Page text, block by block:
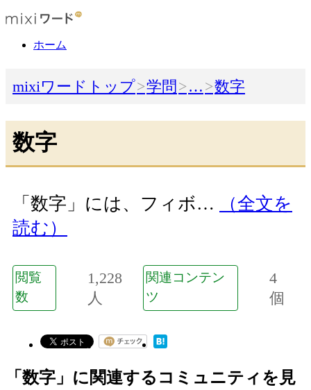
ホーム
mixiワードトップ 学問 … 数字
数字
「数字」には、フィボ…
（全文を
読む）
閲覧
数
1,228
人
関連コンテン
ツ
4
個
「数字」に関連するコミュニティを見